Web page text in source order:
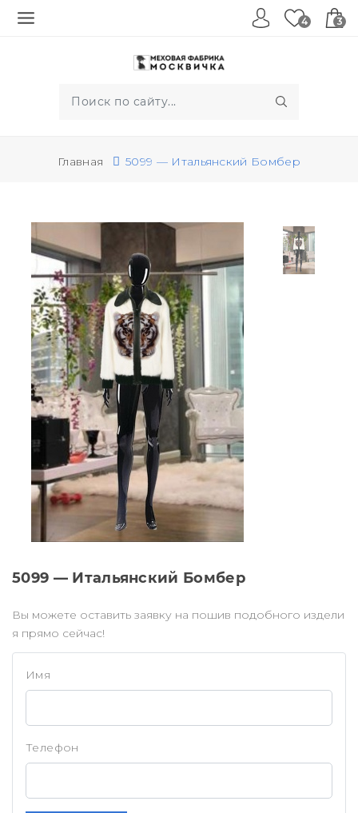
4 3
Главная 5099 — Итальянский Бомбер
5099 — Итальянский Бомбер
Вы можете оставить заявку на пошив подобного издели
я прямо сейчас!
Имя
Телефон